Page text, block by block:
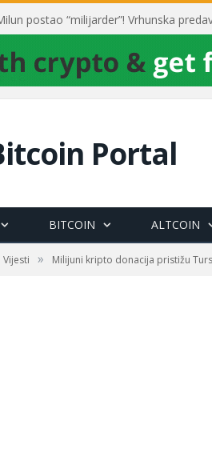
Portal
BITCOIN ALTCOIN
Vijesti » Milijuni kripto donacija pristižu